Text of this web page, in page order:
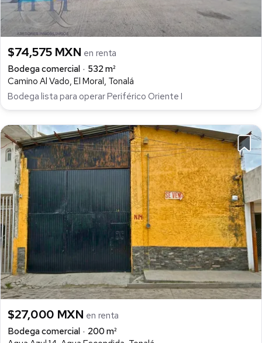
$74,575 MXN en renta
Bodega comercial
532 m²
Camino Al Vado, El Moral, Tonalá
Bodega lista para operar Periférico Oriente I
$27,000 MXN en renta
Bodega comercial
200 m²